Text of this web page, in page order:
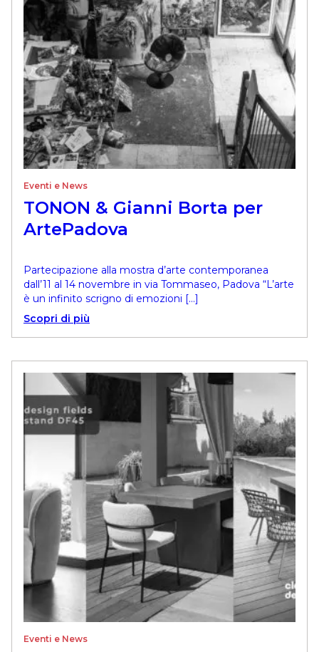
Eventi e News
TONON & Gianni Borta per
ArtePadova
Partecipazione alla mostra d’arte contemporanea
dall’11 al 14 novembre in via Tommaseo, Padova “L’arte
è un infinito scrigno di emozioni […]
Scopri di più
Eventi e News